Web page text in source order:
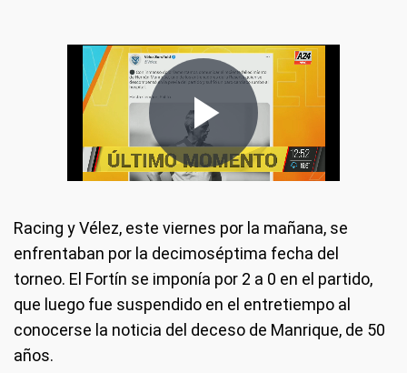
Racing y Vélez, este viernes por la mañana, se
enfrentaban por la decimoséptima fecha del
torneo. El Fortín se imponía por 2 a 0 en el partido,
que luego fue suspendido en el entretiempo al
conocerse la noticia del deceso de Manrique, de 50
años.